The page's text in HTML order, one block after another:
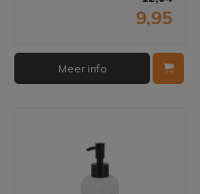
9,95
Meer info